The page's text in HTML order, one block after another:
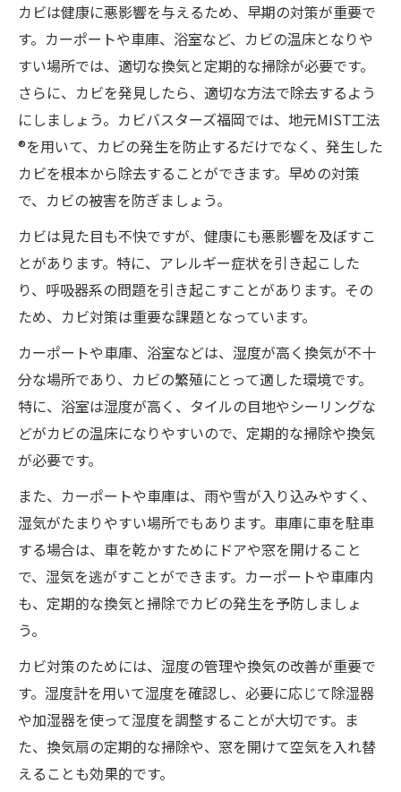
カビは健康に悪影響を与えるため、早期の対策が重要で
す。カーポートや車庫、浴室など、カビの温床となりや
すい場所では、適切な換気と定期的な掃除が必要です。
さらに、カビを発見したら、適切な方法で除去するよう
にしましょう。カビバスターズ福岡では、地元MIST工法
®を用いて、カビの発生を防止するだけでなく、発生した
カビを根本から除去することができます。早めの対策
で、カビの被害を防ぎましょう。
カビは見た目も不快ですが、健康にも悪影響を及ぼすこ
とがあります。特に、アレルギー症状を引き起こした
り、呼吸器系の問題を引き起こすことがあります。その
ため、カビ対策は重要な課題となっています。
カーポートや車庫、浴室などは、湿度が高く換気が不十
分な場所であり、カビの繁殖にとって適した環境です。
特に、浴室は湿度が高く、タイルの目地やシーリングな
どがカビの温床になりやすいので、定期的な掃除や換気
が必要です。
また、カーポートや車庫は、雨や雪が入り込みやすく、
湿気がたまりやすい場所でもあります。車庫に車を駐車
する場合は、車を乾かすためにドアや窓を開けること
で、湿気を逃がすことができます。カーポートや車庫内
も、定期的な換気と掃除でカビの発生を予防しましょ
う。
カビ対策のためには、湿度の管理や換気の改善が重要で
す。湿度計を用いて湿度を確認し、必要に応じて除湿器
や加湿器を使って湿度を調整することが大切です。ま
た、換気扇の定期的な掃除や、窓を開けて空気を入れ替
えることも効果的です。